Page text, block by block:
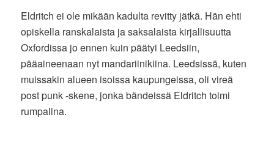
Eldritch ei ole mikään kadulta revitty jätkä. Hän ehti
opiskella ranskalaista ja saksalaista kirjallisuutta
Oxfordissa jo ennen kuin päätyi Leedsiin,
pääaineenaan nyt mandariinikiina. Leedsissä, kuten
muissakin alueen isoissa kaupungeissa, oli vireä
post punk -skene, jonka bändeissä Eldritch toimi
rumpalina.